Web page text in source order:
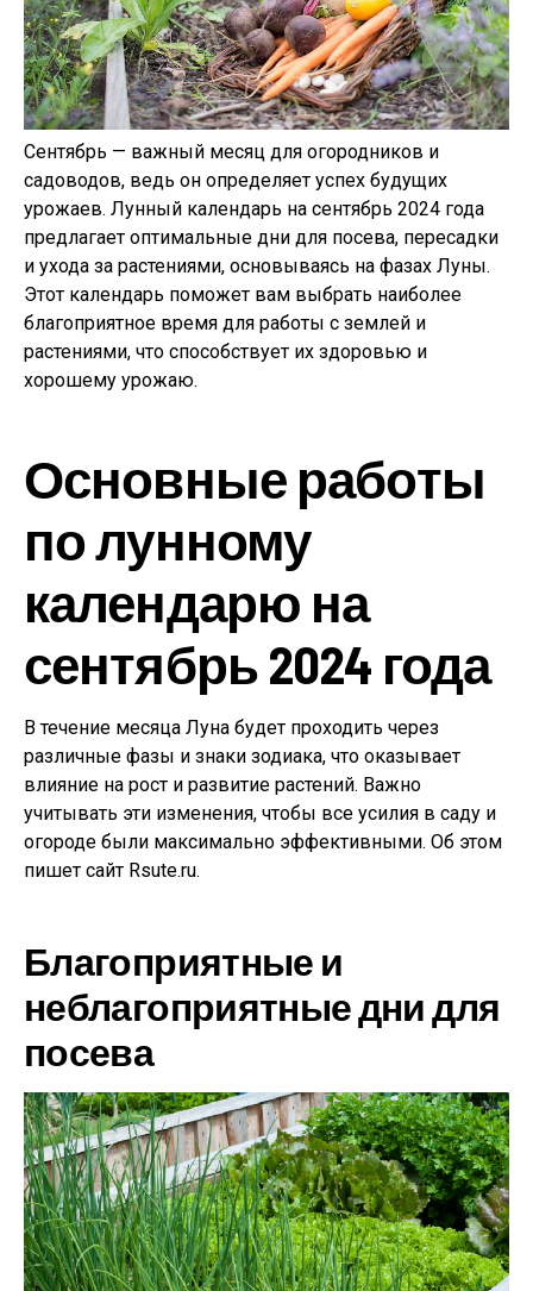
Сентябрь — важный месяц для огородников и
садоводов, ведь он определяет успех будущих
урожаев. Лунный календарь на сентябрь 2024 года
предлагает оптимальные дни для посева, пересадки
и ухода за растениями, основываясь на фазах Луны.
Этот календарь поможет вам выбрать наиболее
благоприятное время для работы с землей и
растениями, что способствует их здоровью и
хорошему урожаю.
Основные работы
по лунному
календарю на
сентябрь 2024 года
В течение месяца Луна будет проходить через
различные фазы и знаки зодиака, что оказывает
влияние на рост и развитие растений. Важно
учитывать эти изменения, чтобы все усилия в саду и
огороде были максимально эффективными. Об этом
пишет сайт Rsute.ru.
Благоприятные и
неблагоприятные дни для
посева